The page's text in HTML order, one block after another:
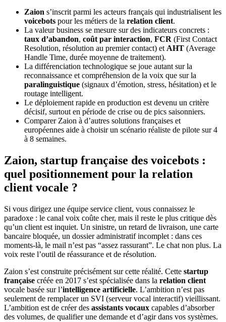
Zaion s’inscrit parmi les acteurs français qui industrialisent les
voicebots pour les métiers de la relation client.
La valeur business se mesure sur des indicateurs concrets :
taux d’abandon, coût par interaction, FCR (First Contact
Resolution, résolution au premier contact) etAHT (Average
Handle Time, durée moyenne de traitement).
La différenciation technologique se joue autant sur la
reconnaissance et compréhension de la voix que sur la
paralinguistique (signaux d’émotion, stress, hésitation) et le
routage intelligent.
Le déploiement rapide en production est devenu un critère
décisif, surtout en période de crise ou de pics saisonniers.
Comparer Zaion à d’autres solutions françaises et
européennes aide à choisir un scénario réaliste de pilote sur 4
à 8 semaines.
Zaion, startup française des voicebots :
quel positionnement pour la relation
client vocale ?
Si vous dirigez une équipe service client, vous connaissez le
paradoxe : le canal voix coûte cher, mais il reste le plus critique dès
qu’un client est inquiet. Un sinistre, un retard de livraison, une carte
bancaire bloquée, un dossier administratif incomplet : dans ces
moments-là, le mail n’est pas “assez rassurant”. Le chat non plus. La
voix reste l’outil de réassurance et de résolution.
Zaion s’est construite précisément sur cette réalité. Cette startup
française créée en 2017 s’est spécialisée dans la relation client
vocale basée sur l’intelligence artificielle. L’ambition n’est pas
seulement de remplacer un SVI (serveur vocal interactif) vieillissant.
L’ambition est de créer des assistants vocaux capables d’absorber
des volumes, de qualifier une demande et d’agir dans vos systèmes.